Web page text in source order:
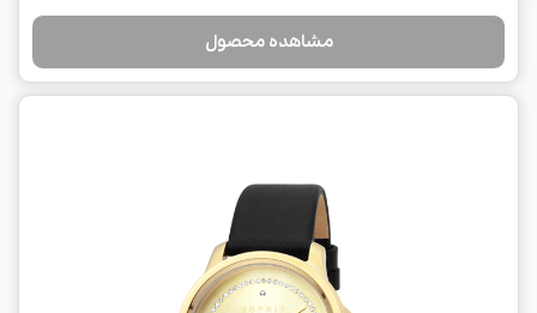
مشاهده محصول